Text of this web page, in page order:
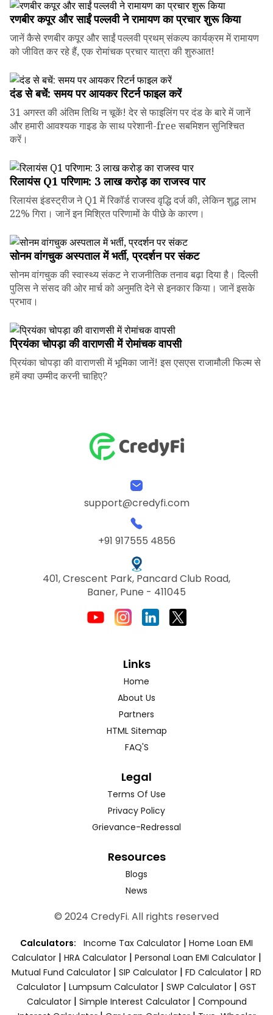
रणबीर कपूर और साईं पल्लवी ने रामायण का प्रचार शुरू किया
जानें कैसे रणबीर कपूर और साईं पल्लवी प्रथम् संकल्प कार्यक्रम में रामायण
को जीवित कर रहे हैं, एक रोमांचक प्रचार यात्रा की शुरुआत!
दंड से बचें: समय पर आयकर रिटर्न फाइल करें
31 अगस्त की अंतिम तिथि न चूकें! देर से फाइलिंग पर दंड के बारे में जानें
और हमारी आवश्यक गाइड के साथ परेशानी-free सबमिशन सुनिश्चित
करें।
रिलायंस Q1 परिणाम: ₹3 लाख करोड़ का राजस्व पार
रिलायंस इंडस्ट्रीज ने Q1 में रिकॉर्ड राजस्व वृद्धि दर्ज की, लेकिन शुद्ध लाभ
22% गिरा। जानें इन मिश्रित परिणामों के पीछे के कारण।
सोनम वांगचुक अस्पताल में भर्ती, प्रदर्शन पर संकट
सोनम वांगचुक की स्वास्थ्य संकट ने राजनीतिक तनाव बढ़ा दिया है। दिल्ली
पुलिस ने संसद की ओर मार्च को अनुमति देने से इनकार किया। जानें इसके
प्रभाव।
प्रियंका चोपड़ा की वाराणसी में रोमांचक वापसी
प्रियंका चोपड़ा की वाराणसी में भूमिका जानें! इस एसएस राजामौली फिल्म से
हमें क्या उम्मीद करनी चाहिए?
support@credyfi.com
+91 917555 4856
401, Crescent Park, Pancard Club Road,
Baner, Pune - 411045
Links
Home
About Us
Partners
HTML Sitemap
FAQ'S
Legal
Terms Of Use
Privacy Policy
Grievance-Redressal
Resources
Blogs
News
© 2024 CredyFi. All rights reserved
Calculators: Income Tax Calculator | Home Loan EMI
Calculator | HRA Calculator | Personal Loan EMI Calculator |
Mutual Fund Calculator | SIP Calculator | FD Calculator | RD
Calculator | Lumpsum Calculator | SWP Calculator | GST
Calculator| Simple Interest Calculator| Compound